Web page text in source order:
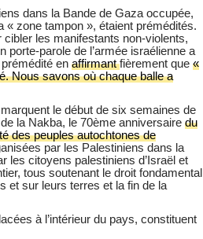
dans la Bande de Gaza occupée,
« zone tampon », étaient prémédités.
les manifestants non-violents,
porte-parole de l’armée israélienne a
en affirmantfièrement que «
Nous savons où chaque balle a
le début de six semaines de
la Nakba, le 70ème anniversaire du
des peuples autochtones de
par les Palestiniens dans la
les citoyens palestiniens d’Israël et
tous soutenant le droit fondamental
et sur leurs terres et la fin de la
à l’intérieur du pays, constituent